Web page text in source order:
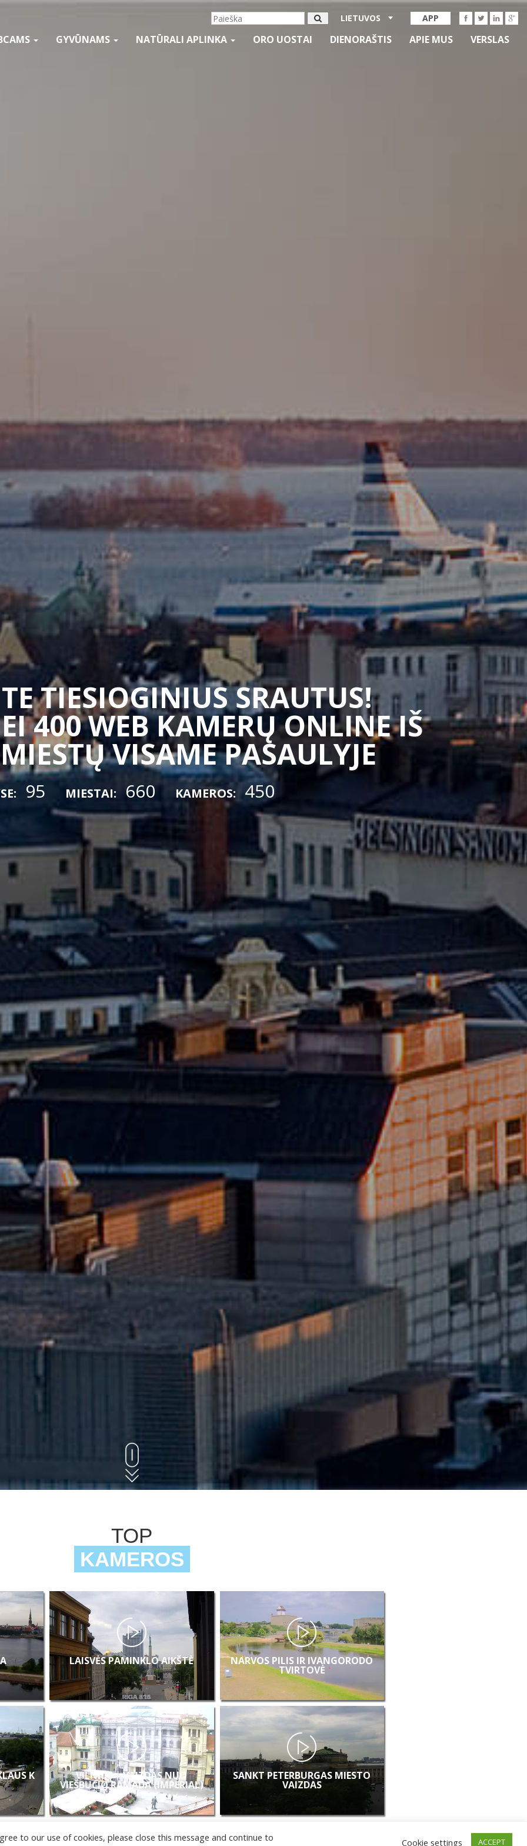
APP
LIETUVOS
GYVŪNAMS NATŪRALI APLINKA ORO UOSTAI DIENORAŠTIS APIE MUS VERSLAS
TIESIOGINIUS SRAUTUS!
400 WEB KAMERŲ ONLINE IŠ
VISAME PASAULYJE
95 MIESTAI: 660 KAMEROS: 450
TOP
KAMEROS
LAISVĖS PAMINKLO AIKŠTĖ NARVOS PILIS IR IVANGORODO
TVIRTOVĖ
K VILNIUS – VAIZDAS NUO
VIEŠBUČIO RAMADA (IMPERIAL)
SANKT PETERBURGAS MIESTO
VAIZDAS
to our use of cookies, please close this message and continue to Cookie settings ACCEPT